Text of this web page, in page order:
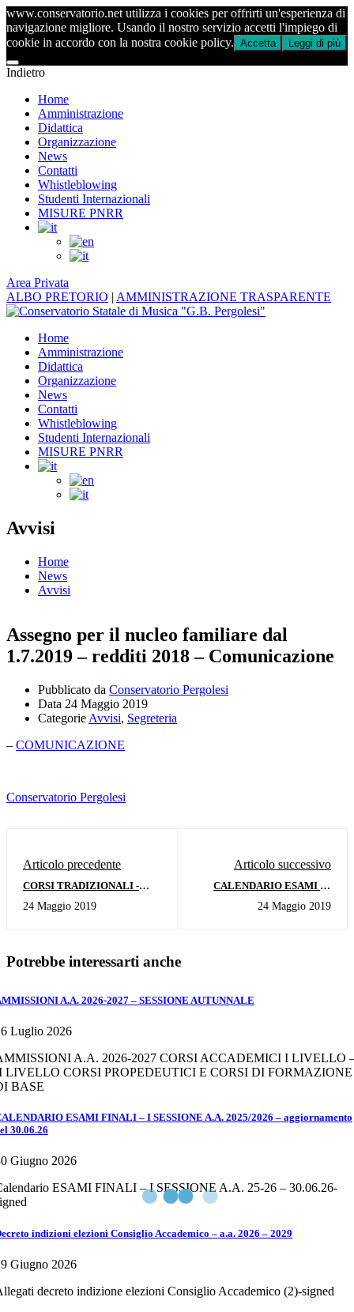
www.conservatorio.net utilizza i cookies per offrirti un'esperienza di
navigazione migliore. Usando il nostro servizio accetti l'impiego di
cookie in accordo con la nostra cookie policy. Accetta Leggi di più
Indietro
Home
Amministrazione
Didattica
Organizzazione
News
Contatti
Whistleblowing
Studenti Internazionali
MISURE PNRR
Area Privata
ALBO PRETORIO | AMMINISTRAZIONE TRASPARENTE
Home
Amministrazione
Didattica
Organizzazione
News
Contatti
Whistleblowing
Studenti Internazionali
MISURE PNRR
Avvisi
Home
News
Avvisi
Assegno per il nucleo familiare dal
1.7.2019 – redditi 2018 – Comunicazione
Pubblicato da Conservatorio Pergolesi
Data 24 Maggio 2019
Categorie Avvisi, Segreteria
– COMUNICAZIONE
Conservatorio Pergolesi
Articolo precedente
CORSI TRADIZIONALI -
LICENZA E COMPIMENTI -
24 Maggio 2019
Articolo successivo
CALENDARIO ESAMI DI
ACCADEMICI - I SESSIONE
24 Maggio 2019
Potrebbe interessarti anche
A.A. 2026-2027 – SESSIONE AUTUNNALE
Luglio 2026
A.A. 2026-2027 CORSI ACCADEMICI I LIVELLO
LIVELLO CORSI PROPEDEUTICI E CORSI DI FORMAZIONE
BASE
ESAMI FINALI – I SESSIONE A.A. 2025/2026 – aggiornamento
30.06.26
Giugno 2026
ESAMI FINALI – I SESSIONE A.A. 25-26 – 30.06.26-
indizioni elezioni Consiglio Accademico – a.a. 2026 – 2029
Giugno 2026
decreto indizione elezioni Consiglio Accademico (2)-signed